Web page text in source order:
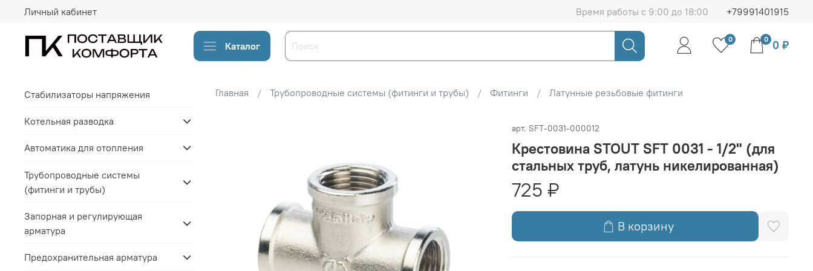
Личный кабинет Время работы с 9:00 до 18:00 +79991401915
Каталог
0 0 0 ₽
Главная Трубопроводные системы (фитинги и трубы) Фитинги Латунные резьбовые фитинги
арт. SFT-0031-000012
Крестовина STOUT SFT 0031 - 1/2" (для
стальных труб, латунь никелированная)
725 ₽
В корзину
Стабилизаторы напряжения
Котельная разводка
Автоматика для отопления
Трубопроводные системы
(фитинги и трубы)
Запорная и регулирующая
арматура
Предохранительная арматура